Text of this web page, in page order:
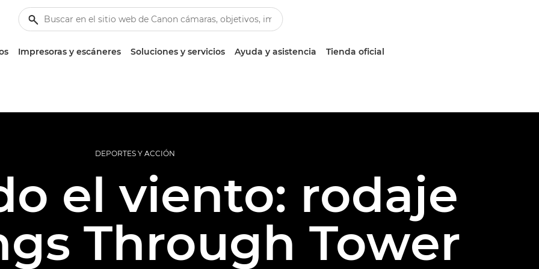
Impresoras y escáneres Soluciones y servicios Ayuda y asistencia Tienda oficial
DEPORTES Y ACCIÓN
el viento: rodaje
Through Tower